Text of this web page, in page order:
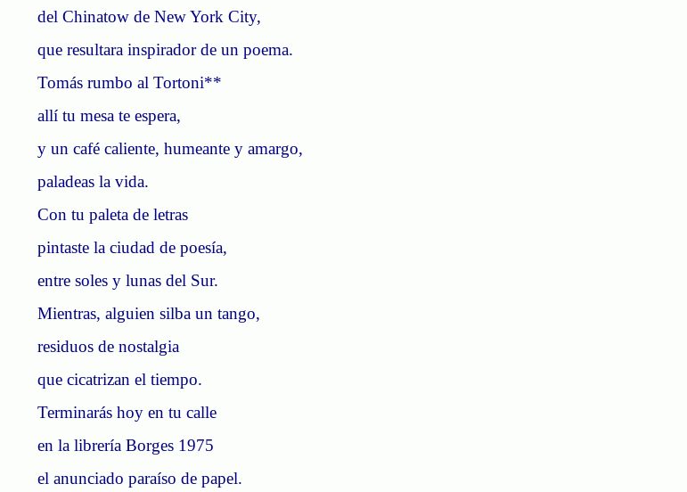
del Chinatowde New York City,
que resultara inspirador de un poema.
Tomás rumbo al Tortoni**
allí tu mesa te espera,
y un café caliente, humeante y amargo,
paladeas la vida.
Con tu paleta de letras
pintaste la ciudad de poesía,
entre soles y lunas del Sur.
Mientras, alguien silba un tango,
residuos de nostalgia
que cicatrizan el tiempo.
Terminarás hoy en tu calle
en la librería Borges 1975
el anunciado paraíso de papel.